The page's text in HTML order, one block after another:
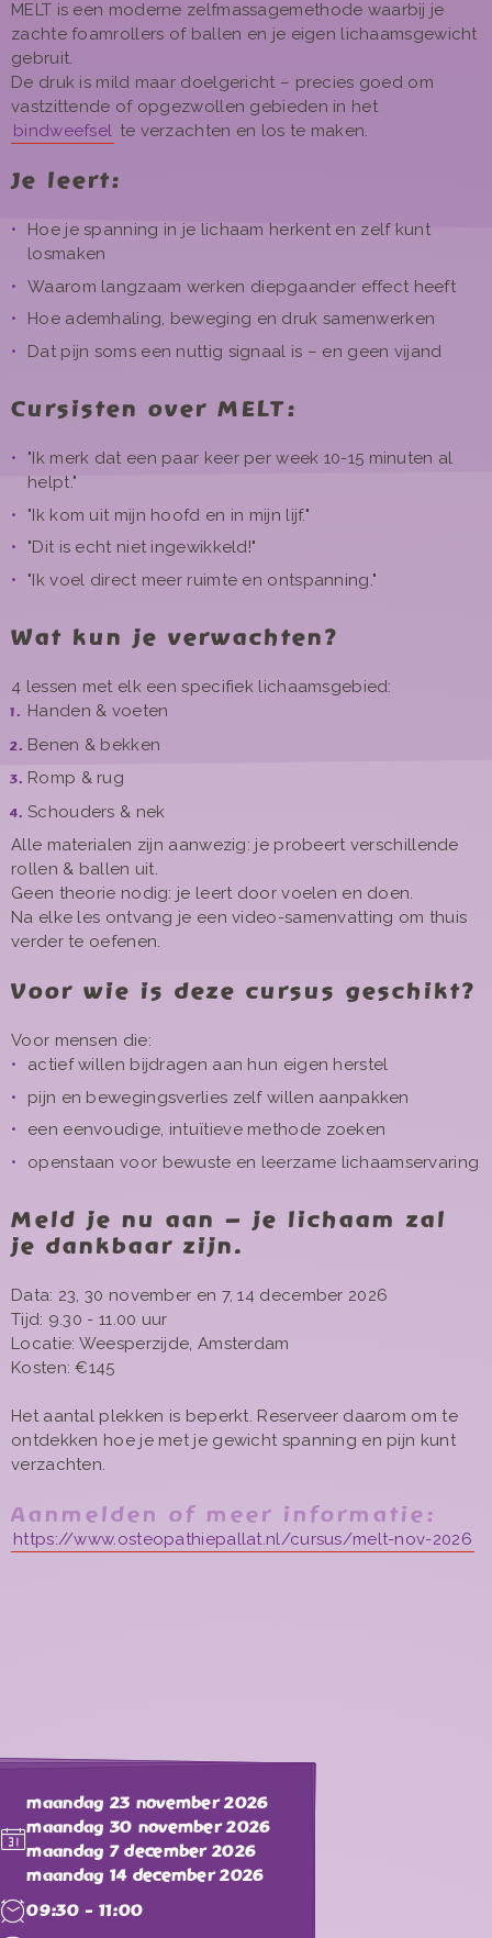
MELT is een moderne zelfmassagemethode waarbij je
zachte foamrollers of ballen en je eigen lichaamsgewicht
gebruit.
De druk is mild maar doelgericht – precies goed om
vastzittende of opgezwollen gebieden in het
bindweefsel te verzachten en los te maken.
Je leert:
Hoe je spanning in je lichaam herkent en zelf kunt
losmaken
Waarom langzaam werken diepgaander effect heeft
Hoe ademhaling, beweging en druk samenwerken
Dat pijn soms een nuttig signaal is – en geen vijand
Cursisten over MELT:
"Ik merk dat een paar keer per week 10-15 minuten al
helpt."
"Ik kom uit mijn hoofd en in mijn lijf."
"Dit is echt niet ingewikkeld!"
"Ik voel direct meer ruimte en ontspanning."
Wat kun je verwachten?
4 lessen met elk een specifiek lichaamsgebied:
Handen & voeten
Benen & bekken
Romp & rug
Schouders & nek
Alle materialen zijn aanwezig: je probeert verschillende
rollen & ballen uit.
Geen theorie nodig: je leert door voelen en doen.
Na elke les ontvang je een video-samenvatting om thuis
verder te oefenen.
Voor wie is deze cursus geschikt?
Voor mensen die:
actief willen bijdragen aan hun eigen herstel
pijn en bewegingsverlies zelf willen aanpakken
een eenvoudige, intuïtieve methode zoeken
openstaan voor bewuste en leerzame lichaamservaring
Meld je nu aan – je lichaam zal
je dankbaar zijn.
Data: 23, 30 november en 7, 14 december 2026
Tijd: 9.30 - 11.00 uur
Locatie: Weesperzijde, Amsterdam
Kosten: €145
Het aantal plekken is beperkt. Reserveer daarom om te
ontdekken hoe je met je gewicht spanning en pijn kunt
verzachten.
Aanmelden of meer informatie:
https://www.osteopathiepallat.nl/cursus/melt-nov-2026
maandag 23 november 2026
maandag 30 november 2026
maandag 7 december 2026
maandag 14 december 2026
09:30 - 11:00